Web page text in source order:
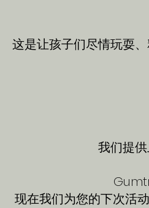
这是让孩子们尽情玩耍
我们提
现在我们为您的下次活